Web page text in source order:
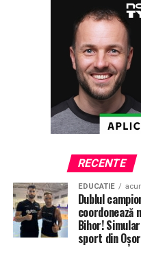
RECENTE
EDUCATIE
Dublul
coordonează
Bihor!
sport din